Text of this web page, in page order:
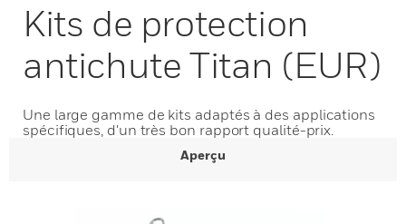
Kits de protection
antichute Titan (EUR)
Une large gamme de kits adaptés à des applications
spécifiques, d'un très bon rapport qualité-prix.
Aperçu